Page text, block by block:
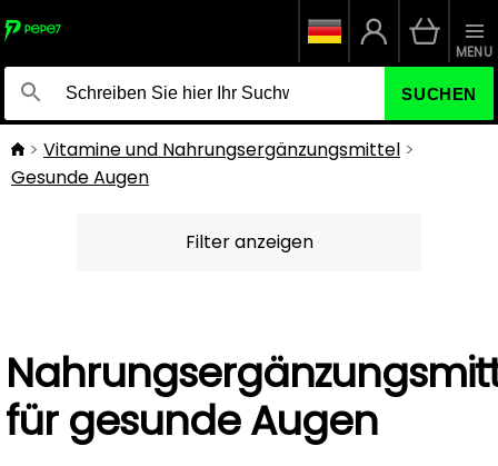
SUCHEN
MENU
Vitamine und Nahrungsergänzungsmittel
Gesunde Augen
Filter anzeigen
für gesunde Augen